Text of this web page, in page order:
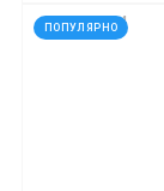
ПОПУЛЯРНО
код: 290334